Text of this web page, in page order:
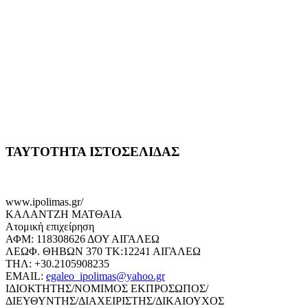
ΤΑΥΤΟΤΗΤΑ ΙΣΤΟΣΕΛΙΔΑΣ
www.ipolimas.gr/
ΚΑΛΑΝΤΖΗ ΜΑΤΘΑΙΑ
Ατομική επιχείρηση
ΑΦΜ: 118308626 ΔΟΥ ΑΙΓΑΛΕΩ
ΛΕΩΦ. ΘΗΒΩΝ 370 ΤΚ:12241 ΑΙΓΑΛΕΩ
ΤΗΛ: +30.2105908235
EMAIL: egaleo_ipolimas@yahoo.gr
ΙΔΙΟΚΤΗΤΗΣ/ΝΟΜΙΜΟΣ ΕΚΠΡΟΣΩΠΟΣ/
ΔΙΕΥΘΥΝΤΗΣ/ΔΙΑΧΕΙΡΙΣΤΗΣ/ΔΙΚΑΙΟΥΧΟΣ